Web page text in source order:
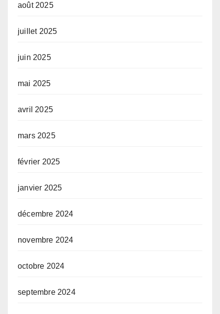
août 2025
juillet 2025
juin 2025
mai 2025
avril 2025
mars 2025
février 2025
janvier 2025
décembre 2024
novembre 2024
octobre 2024
septembre 2024